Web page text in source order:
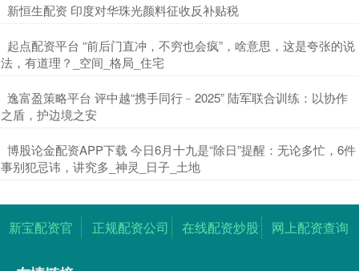
​新恒生配资 印度对华珠光颜料征收反补贴税
​起点配资平台 “前后门直冲，不穷也会疯”，啥意思，这是夸张的说
法，有道理？_空间_格局_住宅
​逸富盈策略平台 评中越“携手同行﹣2025” 陆军联合训练：以协作
之盾，护边境之安
​博股论金配资APP下载 今日6月十九是“除日”提醒：无论多忙，6件
事别犯忌讳，讲究多_神灵_日子_土地
新宝配资官 正规配资公司 在线配资炒股 网上配资查询